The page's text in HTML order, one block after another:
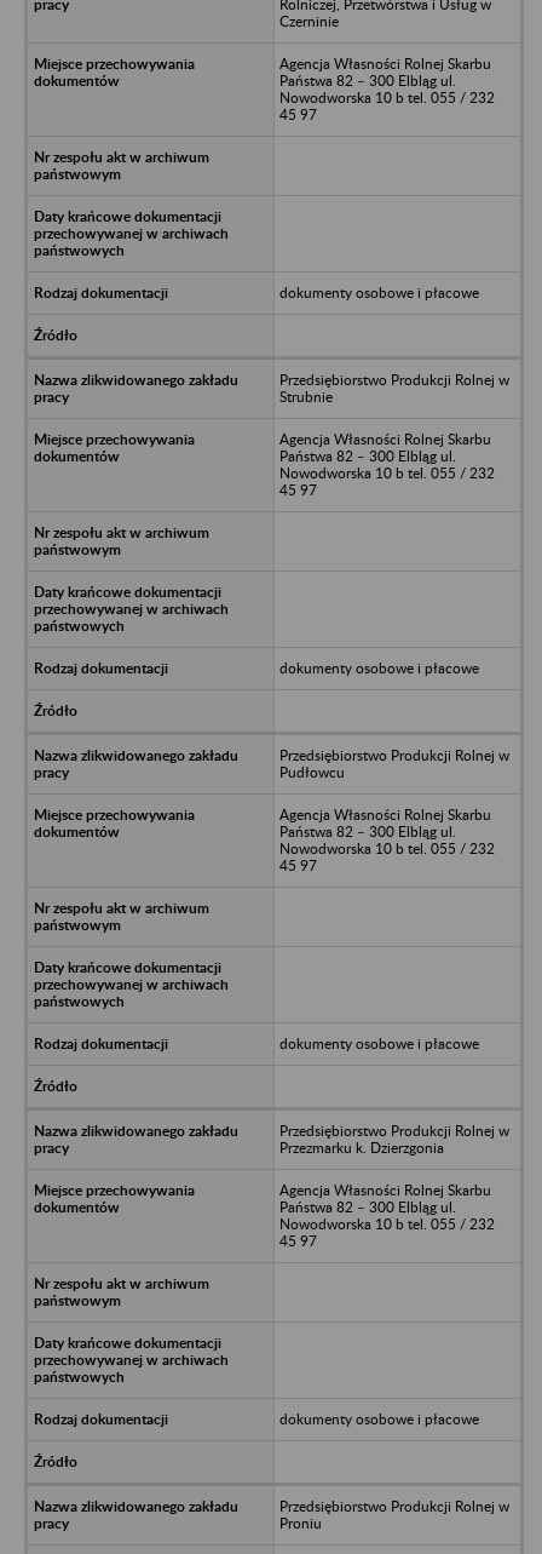
Rolniczej, Przetwórstwa i Usług w
Czerninie
Agencja Własności Rolnej Skarbu
Państwa 82 – 300 Elbląg ul.
Nowodworska 10 b tel. 055 / 232
45 97
dokumenty osobowe i płacowe
Przedsiębiorstwo Produkcji Rolnej w
Strubnie
Agencja Własności Rolnej Skarbu
Państwa 82 – 300 Elbląg ul.
Nowodworska 10 b tel. 055 / 232
45 97
dokumenty osobowe i płacowe
Przedsiębiorstwo Produkcji Rolnej w
Pudłowcu
Agencja Własności Rolnej Skarbu
Państwa 82 – 300 Elbląg ul.
Nowodworska 10 b tel. 055 / 232
45 97
dokumenty osobowe i płacowe
Przedsiębiorstwo Produkcji Rolnej w
Przezmarku k. Dzierzgonia
Agencja Własności Rolnej Skarbu
Państwa 82 – 300 Elbląg ul.
Nowodworska 10 b tel. 055 / 232
45 97
dokumenty osobowe i płacowe
Przedsiębiorstwo Produkcji Rolnej w
Proniu